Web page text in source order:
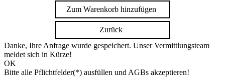
Zum Warenkorb hinzufügen
Zurück
Danke, Ihre Anfrage wurde gespeichert. Unser Vermittlungsteam
meldet sich in Kürze!
OK
Bitte alle Pflichtfelder(*) ausfüllen und AGBs akzeptieren!